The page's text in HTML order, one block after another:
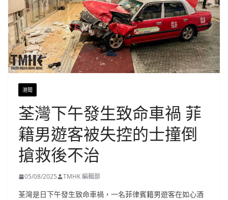
港聞
荃灣下午發生致命車禍 菲
籍男遊客被失控的士撞倒
搶救後不治
05/08/2025 TMHK 編輯部
荃灣是日下午發生致命車禍，一名菲律賓籍男遊客在如心酒